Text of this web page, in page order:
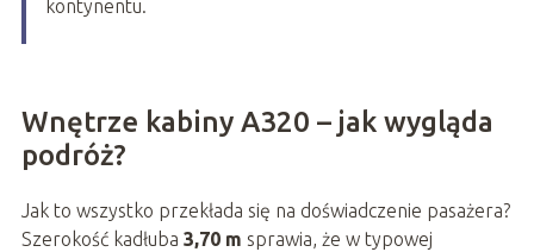
kontynentu.
Wnętrze kabiny A320 – jak wygląda
podróż?
Jak to wszystko przekłada się na doświadczenie pasażera?
Szerokość kadłuba 3,70 m sprawia, że w typowej